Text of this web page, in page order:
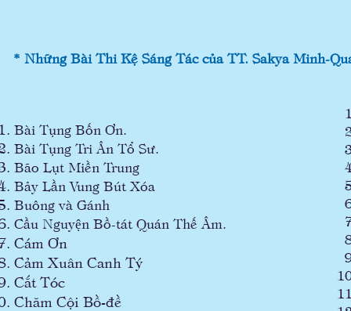
* Những Bài Thi Kệ Sáng Tác của TT. Sakya Minh-
Bài Tụng Bốn Ơn.
Bài Tụng Tri Ân Tổ Sư.
Bão Lụt Miền Trung
Bảy Lần Vung Bút Xóa
Buông và Gánh
Cầu Nguyện Bồ-tát Quán Thế Âm.
Cám Ơn
Cảm Xuân Canh Tý
Cắt Tóc
Chăm Cội Bồ-đề